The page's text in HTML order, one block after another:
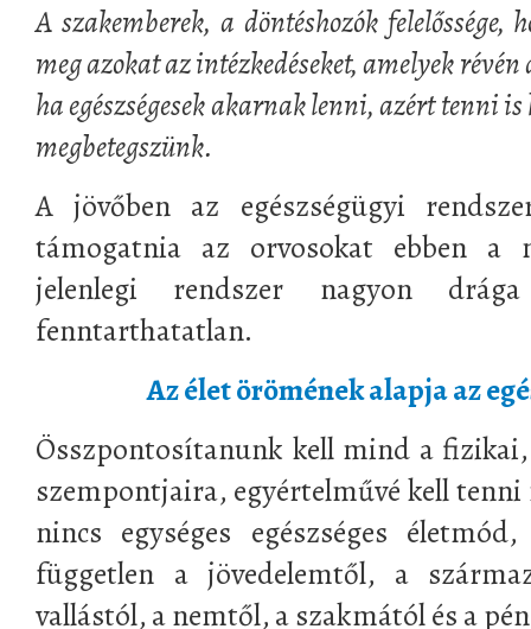
A szakemberek, a döntéshozók felelőssége,
meg azokat az intézkedéseket, amelyek
ha egészségesek akarnak lenni, azért tenni
megbetegszünk.
A jövőben az egészségügyi
támogatnia az orvosokat ebben a
jelenlegi rendszer nagyon
fenntarthatatlan.
Az élet örömének alapja az
Összpontosítanunk kell mind a
szempontjaira, egyértelművé kell
nincs egységes egészséges
független a jövedelemtől, a
vallástól, a nemtől, a szakmától és a